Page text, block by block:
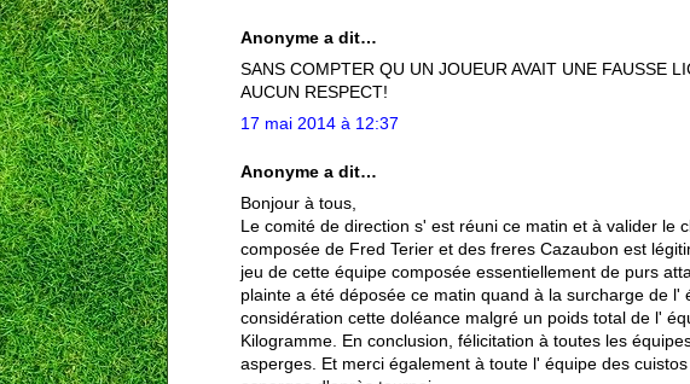
Anonyme a dit…
SANS COMPTER QU UN JOUEUR AVAIT UNE FAUSSE
AUCUN RESPECT!
17 mai 2014 à 12:37
Anonyme a dit…
Bonjour à tous,
Le comité de direction s' est réuni ce matin et à valider le
composée de Fred Terier et des freres Cazaubon est
jeu de cette équipe composée essentiellement de purs
plainte a été déposée ce matin quand à la surcharge de l'
considération cette doléance malgré un poids total de l'
Kilogramme. En conclusion, félicitation à toutes les
asperges. Et merci également à toute l' équipe des